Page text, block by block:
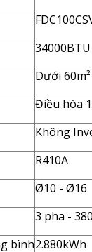
34000BTU
Dưới 60m²
Điều hòa
Không
R410A
Ø10 - Ø16
3 pha -
bình2.880kWh